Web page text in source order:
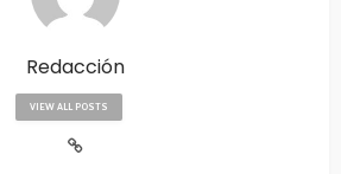
Redacción
VIEW ALL POSTS